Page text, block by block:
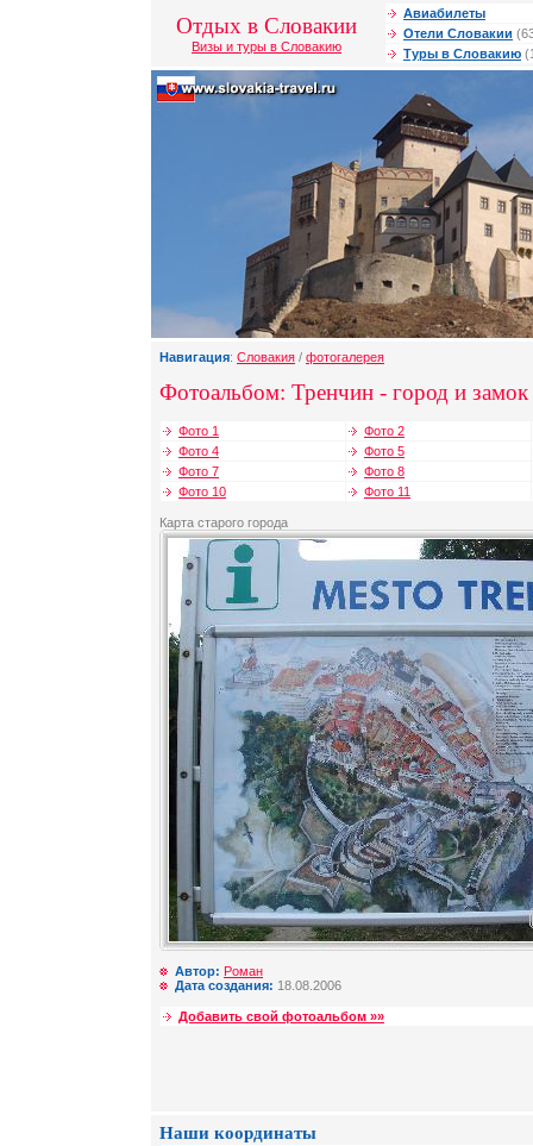
Отдых в Словакии
Визы и туры в Словакию
Авиабилеты
Отели Словакии
Туры в Словакию
Навигация: Словакия / фотогалерея
Фотоальбом: Тренчин - город и замок
Фото 1
Фото 2
Фото 4
Фото 5
Фото 7
Фото 8
Фото 10
Фото 11
Карта старого города
Автор: Роман
Дата создания: 18.08.2006
Добавить свой фотоальбом »»
Наши координаты